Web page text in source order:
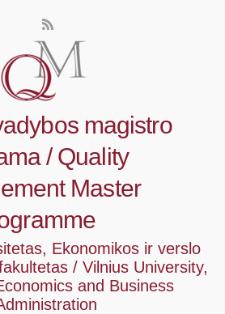
magistro
/ Quality
Master
Ekonomikos ir verslo
/ Vilnius University,
and Business